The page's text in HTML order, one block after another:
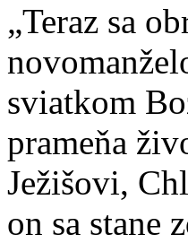
„Teraz sa
sviatkom
prameňa
Ježišovi,
on sa stane